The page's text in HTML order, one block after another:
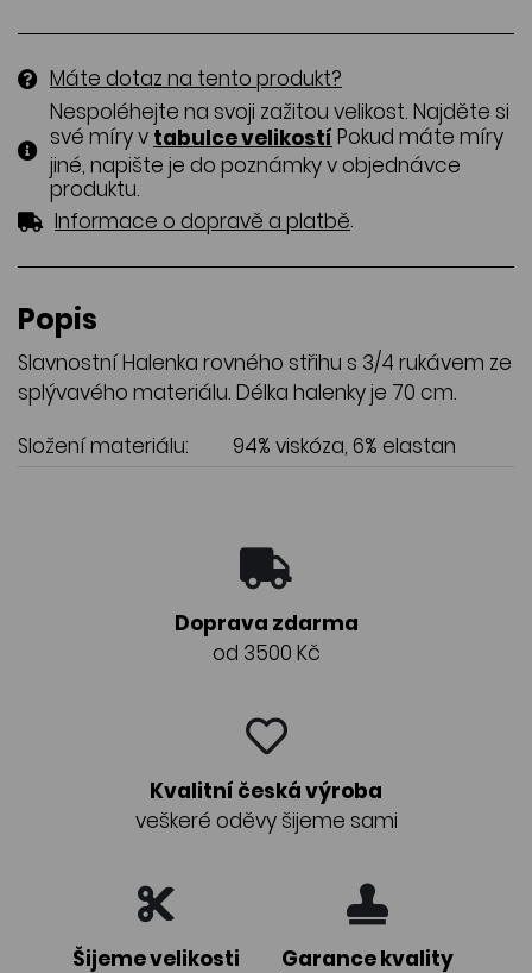
Máte dotaz na tento produkt?
Nespoléhejte na svoji zažitou velikost. Najděte si
své míry v tabulce velikostí Pokud máte míry
jiné, napište je do poznámky v objednávce
produktu.
Informace o dopravě a platbě.
Popis
Slavnostní Halenka rovného střihu s 3/4 rukávem ze
splývavého materiálu. Délka halenky je 70 cm.
Složení materiálu:
94% viskóza, 6% elastan
Doprava zdarma
od 3500 Kč
Kvalitní česká výroba
veškeré oděvy šijeme sami
Šijeme velikosti
Garance kvality